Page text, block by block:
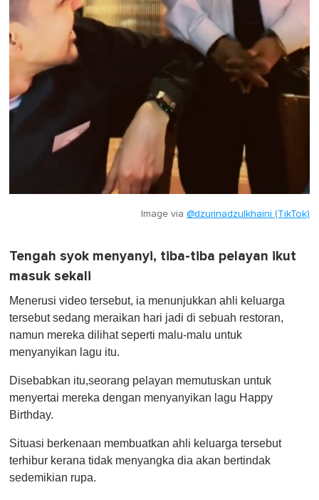
Image via @dzurinadzulkhaini (TikTok)
Tengah syok menyanyi, tiba-tiba pelayan ikut
masuk sekali
Menerusi video tersebut, ia menunjukkan ahli keluarga
tersebut sedang meraikan hari jadi di sebuah restoran,
namun mereka dilihat seperti malu-malu untuk
menyanyikan lagu itu.
Disebabkan itu,seorang pelayan memutuskan untuk
menyertai mereka dengan menyanyikan lagu Happy
Birthday.
Situasi berkenaan membuatkan ahli keluarga tersebut
terhibur kerana tidak menyangka dia akan bertindak
sedemikian rupa.